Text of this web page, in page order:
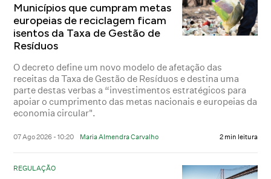
Municípios que cumpram metas
europeias de reciclagem ficam
isentos da Taxa de Gestão de
Resíduos
O decreto define um novo modelo de afetação das
receitas da Taxa de Gestão de Resíduos e destina uma
parte destas verbas a “investimentos estratégicos para
apoiar o cumprimento das metas nacionais e europeias da
economia circular".
07 Ago 2026 - 10:20 Maria Almendra Carvalho 2 min leitura
REGULAÇÃO